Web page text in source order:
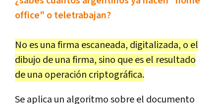
office" o teletrabajan?
No es una firma escaneada, digitalizada, o el
dibujo de una firma, sino que es el resultado
de una operación criptográfica.
Se aplica un algoritmo sobre el documento